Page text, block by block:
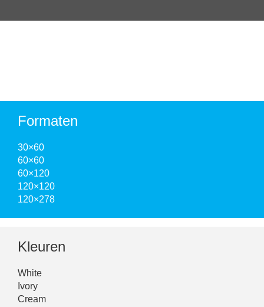
Formaten
30×60
60×60
60×120
120×120
120×278
Kleuren
White
Ivory
Cream